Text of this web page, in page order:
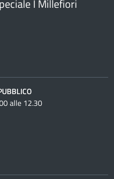
I Millefiori
alle 12.30